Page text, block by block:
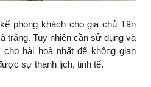
phòng khách cho gia chủ Tân
trắng. Tuy nhiên cần sử dụng và
hài hoà nhất để không gian
sự thanh lịch, tinh tế.